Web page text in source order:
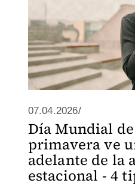
07.04.2026/
Día Mundial
primavera ve
adelante de la
estacional - 4